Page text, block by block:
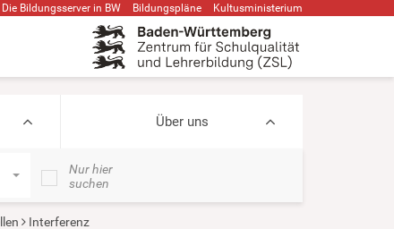
Die Bildungsserver in BW Bildungspläne Kultusministerium
Über uns
Nur hier
suchen
Interferenz